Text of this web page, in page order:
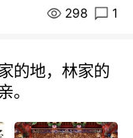
298 1
的地，林家的
。